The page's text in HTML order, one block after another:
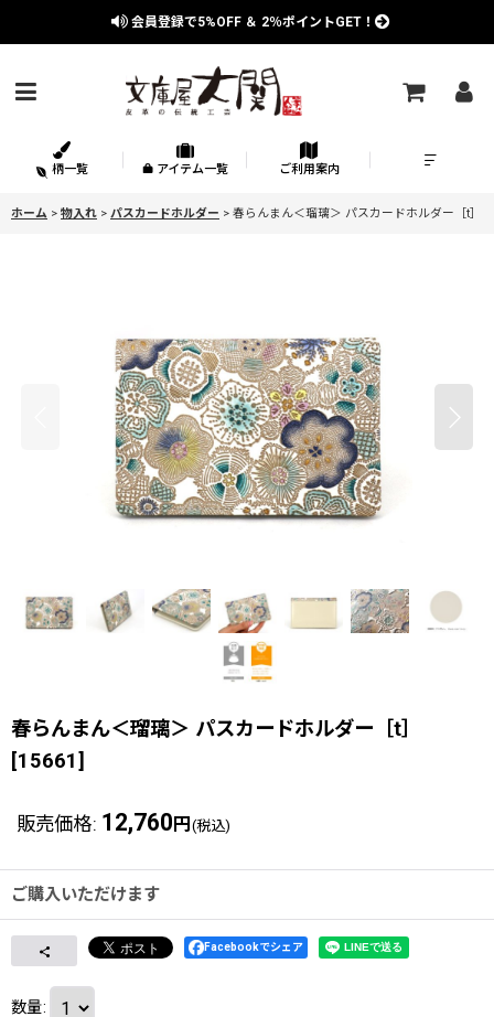
会員登録で5%OFF ＆ 2％ポイントGET！
柄一覧 アイテム一覧 ご利用案内
ホーム > 物入れ > パスカードホルダー > 春らんまん＜瑠璃＞ パスカードホルダー［t］
春らんまん＜瑠璃＞ パスカードホルダー［t］
[15661]
販売価格: 12,760 円 (税込)
ご購入いただけます
Facebookでシェア
数量: